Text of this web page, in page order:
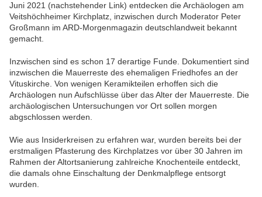
Juni 2021 (nachstehender Link) entdecken die Archäologen am
Veitshöchheimer Kirchplatz, inzwischen durch Moderator Peter
Großmann im ARD-Morgenmagazin deutschlandweit bekannt
gemacht.
Inzwischen sind es schon 17 derartige Funde. Dokumentiert sind
inzwischen die Mauerreste des ehemaligen Friedhofes an der
Vituskirche. Von wenigen Keramikteilen erhoffen sich die
Archäologen nun Aufschlüsse über das Alter der Mauerreste. Die
archäologischen Untersuchungen vor Ort sollen morgen
abgschlossen werden.
Wie aus Insiderkreisen zu erfahren war, wurden bereits bei der
erstmaligen Pfasterung des Kirchplatzes vor über 30 Jahren im
Rahmen der Altortsanierung zahlreiche Knochenteile entdeckt,
die damals ohne Einschaltung der Denkmalpflege entsorgt
wurden.